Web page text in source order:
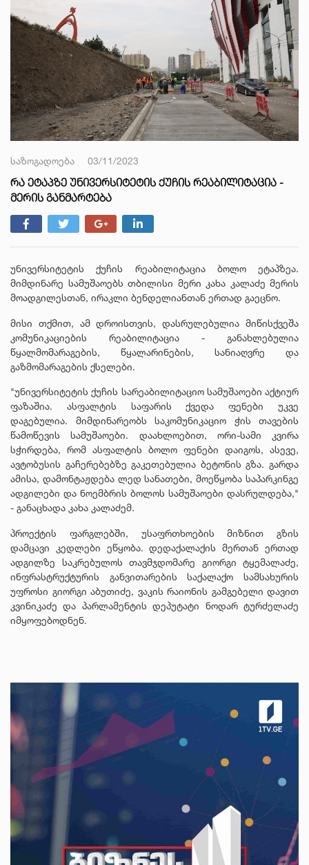
საზოგადოება 03/11/2023
ᲠᲐ ᲔᲢᲐᲞᲖᲔ ᲣᲜᲘᲕᲔᲠᲡᲘᲢᲔᲢᲘᲡ ᲥᲣᲩᲘᲡ ᲠᲔᲐᲑᲘᲚᲘᲢᲐᲪᲘᲐ -
ᲛᲔᲠᲘᲡ ᲒᲐᲜᲛᲐᲠᲢᲔᲑᲐ
უნივერსიტეტის ქუჩის რეაბილიტაცია ბოლო ეტაპზეა.
მიმდინარე სამუშაოებს თბილისი მერი კახა კალაძე მერის
მოადგილესთან, ირაკლი ბენდელიანთან ერთად გაეცნო.
მისი თქმით, ამ დროისთვის, დასრულებულია მიწისქვეშა
კომუნიკაციების რეაბილიტაცია - განახლებულია
წყალმომარაგების, წყალარინების, სანიაღვრე და
გაზმომარაგების ქსელები.
"უნივერსიტეტის ქუჩის სარეაბილიტაციო სამუშაოები აქტიურ
ფაზაშია. ასფალტის საფარის ქვედა ფენები უკვე
დაგებულია. მიმდინარეობს საკომუნიკაციო ჭის თავების
წამოწევის სამუშაოები. დაახლოებით, ორი-სამი კვირა
სჭირდება, რომ ასფალტის ბოლო ფენები დაიგოს, ასევე,
ავტობუსის გაჩერებებზე გაკეთებულია ბეტონის გზა. გარდა
ამისა, დამონტაჟდება ლედ სანათები, მოეწყობა საპარკინგე
ადგილები და ნოემბრის ბოლოს სამუშაოები დასრულდება,"
- განაცხადა კახა კალაძემ.
პროექტის ფარგლებში, უსაფრთხოების მიზნით გზის
დამცავი კედლები ეწყობა. დედაქალაქის მერთან ერთად
ადგილზე საკრებულოს თავმჯდომარე გიორგი ტყემალაძე,
ინფრასტრუქტურის განვითარების საქალაქო სამსახურის
უფროსი გიორგი აბუთიძე, ვაკის რაიონის გამგებელი დავით
კვინიკაძე და პარლამენტის დეპუტატი ნოდარ ტურძელაძე
იმყოფებოდნენ.